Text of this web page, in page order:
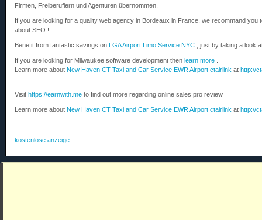
Firmen, Freiberuflern und Agenturen übernommen.
If you are looking for a quality web agency in Bordeaux in France, we recommand you
about SEO !
Benefit from fantastic savings on LGA Airport Limo Service NYC , just by taking a look
If you are looking for Milwaukee software development then learn more
Learn more about New Haven CT Taxi and Car Service EWR Airport ctairlink at http://
Visit https://earnwith.me to find out more regarding online sales pro review
Learn more about New Haven CT Taxi and Car Service EWR Airport ctairlink at http://
kostenlose anzeige